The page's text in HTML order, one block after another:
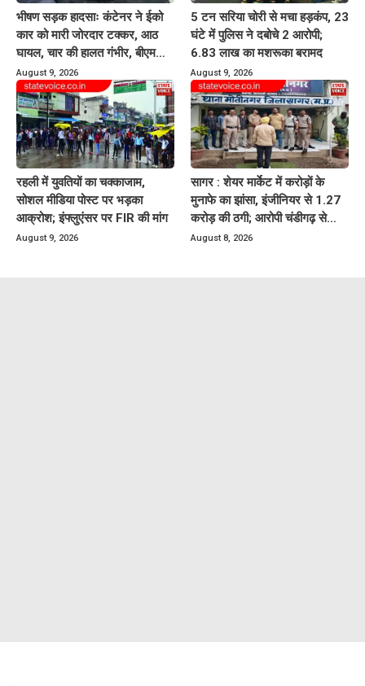
भीषण सड़क हादसाः कंटेनर ने ईको
कार को मारी जोरदार टक्कर, आठ
घायल, चार की हालत गंभीर, बीएमसी
रेफर
August 9, 2026
5 टन सरिया चोरी से मचा हड़कंप, 23
घंटे में पुलिस ने दबोचे 2 आरोपी;
6.83 लाख का मशरूका बरामद
August 9, 2026
रहली में युवतियों का चक्काजाम,
सोशल मीडिया पोस्ट पर भड़का
आक्रोश; इंफ्लुएंसर पर FIR की मांग
August 9, 2026
सागर : शेयर मार्केट में करोड़ों के
मुनाफे का झांसा, इंजीनियर से 1.27
करोड़ की ठगी; आरोपी चंडीगढ़ से
गिरफ्तार
August 8, 2026